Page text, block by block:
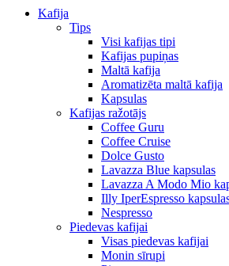
Kafija
Tips
Visi kafijas tipi
Kafijas pupiņas
Maltā kafija
Aromatizēta maltā kafija
Kapsulas
Kafijas ražotājs
Coffee Guru
Coffee Cruise
Dolce Gusto
Lavazza Blue kapsulas
Lavazza A Modo Mio
Illy IperEspresso
Nespresso
Piedevas kafijai
Visas piedevas kafijai
Monin sīrupi